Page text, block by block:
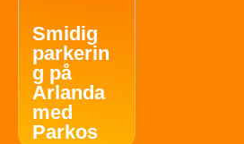
Smidig
parkerin
g på
Arlanda
med
Parkos